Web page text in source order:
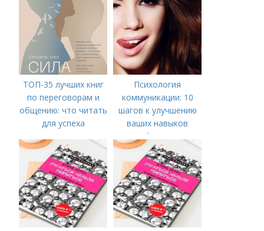
ТОП-35 лучших книг
по переговорам и
общению: что читать
для успеха
Психология
коммуникации: 10
шагов к улучшению
ваших навыков
общения